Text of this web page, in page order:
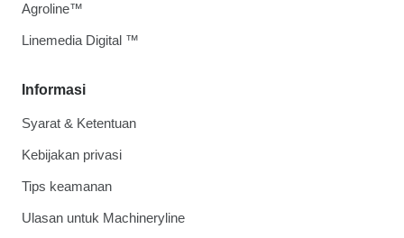
Informasi
Syarat & Ketentuan
Kebijakan privasi
Tips keamanan
Ulasan untuk Machineryline
Agroline™
Linemedia Digital ™